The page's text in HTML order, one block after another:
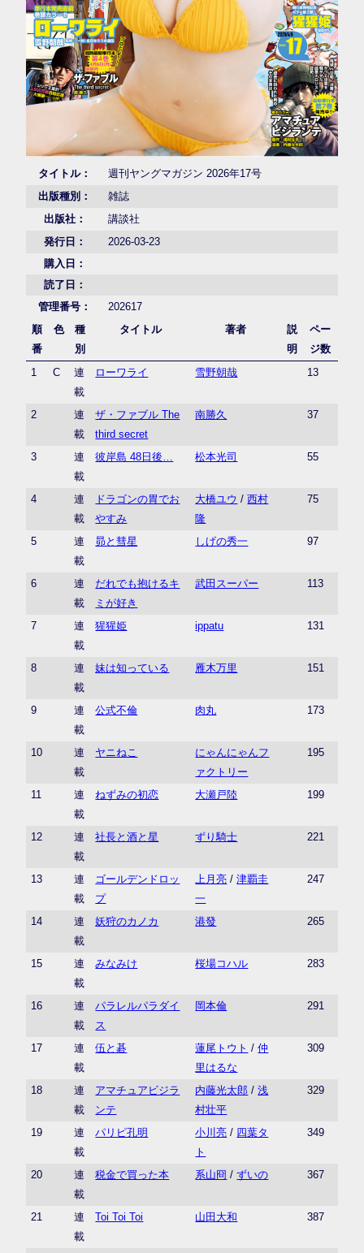
タイトル：
週刊ヤングマガジン 2026年17号
出版種別：
雑誌
出版社：
講談社
発行日：
2026-03-23
購入日：
読了日：
管理番号：
202617
順
番
色
種
別
タイトル 著者
説
明
ペー
ジ数
1
C
連
載
ローワライ 雪野朝哉 13
2
連
載
ザ・ファブル The
third secret
南勝久 37
3
連
載
彼岸島 48日後… 松本光司 55
4
連
載
ドラゴンの胃でお
やすみ
大橋ユウ /西村
隆
75
5
連
載
昴と彗星 しげの秀一 97
6
連
載
だれでも抱けるキ
ミが好き
武田スーパー 113
7
連
載
猩猩姫 ippatu 131
8
連
載
妹は知っている 雁木万里 151
9
連
載
公式不倫 肉丸 173
10
連
載
ヤニねこ
にゃんにゃんフ
ァクトリー
195
11
連
載
ねずみの初恋 大瀬戸陸 199
12
連
載
社長と酒と星 ずり騎士 221
13
連
載
ゴールデンドロッ
プ
上月亮 /津覇圭
一
247
14
連
載
妖狩のカノカ 港發 265
15
連
載
みなみけ 桜場コハル 283
16
連
載
パラレルパラダイ
ス
岡本倫 291
17
連
載
伍と碁 蓮尾トウト /仲
里はるな
309
18
連
載
アマチュアビジラ
ンテ
内藤光太郎 /浅
村壮平
329
19
連
載
パリピ孔明 小川亮 / 四葉タ
ト
349
20
連
載
税金で買った本 系山冏 /ずいの 367
21
連
載
Toi Toi Toi 山田大和 387